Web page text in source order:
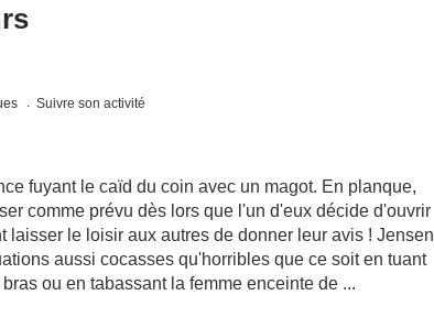
Suivre son activité
fuyant le caïd du coin avec un magot. En planque,
comme prévu dès lors que l'un d'eux décide d'ouvrir
laisser le loisir aux autres de donner leur avis ! Jensen
aussi cocasses qu'horribles que ce soit en tuant
ou en tabassant la femme enceinte de ...